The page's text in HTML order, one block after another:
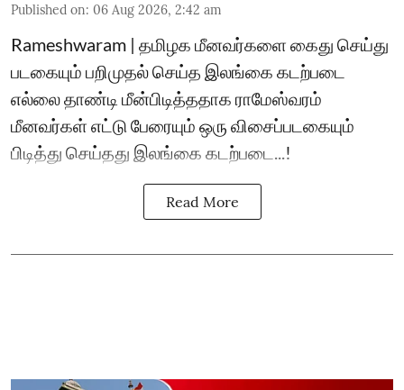
Published on: 06 Aug 2026, 2:42 am
Rameshwaram | தமிழக மீனவர்களை கைது செய்து
படகையும் பறிமுதல் செய்த இலங்கை கடற்படை
எல்லை தாண்டி மீன்பிடித்ததாக ராமேஸ்வரம்
மீனவர்கள் எட்டு பேரையும் ஒரு விசைப்படகையும்
பிடித்து செய்தது இலங்கை கடற்படை...!
Read More